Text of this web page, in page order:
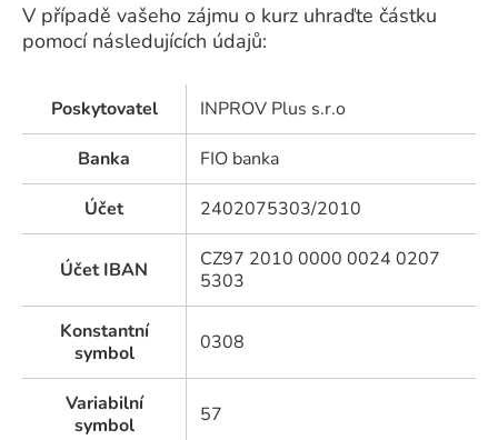
V případě vašeho zájmu o kurz uhraďte částku
pomocí následujících údajů:
Poskytovatel INPROV Plus s.r.o
Banka FIO banka
Účet 2402075303/2010
Účet IBAN
CZ97 2010 0000 0024 0207
5303
Konstantní
symbol
0308
Variabilní
symbol
57